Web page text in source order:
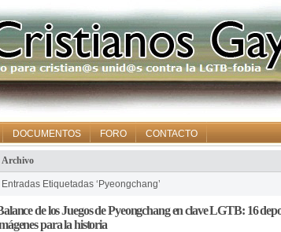
DOCUMENTOS FORO CONTACTO
Archivo
Entradas Etiquetadas ‘Pyeongchang’
de los Juegos de Pyeongchang en clave LGTB: 16
para la historia